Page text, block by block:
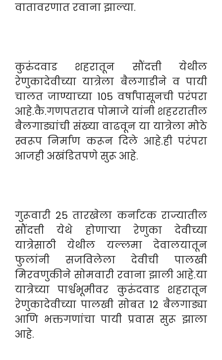
वातावरणात रवाना झाल्या.
कुरुंदवाड शहरातून सौंदत्ती येथील
रेणुकादेवीच्या यात्रेला बैलगाडीने व पायी
चालत जाण्याच्या 105 वर्षांपासूनची परंपरा
आहे.कै.गणपतराव पोमाजे यांनी शहररातील
बैलगाड्यांची संख्या वाढवून या यात्रेला मोठे
स्वरूप निर्माण करून दिले आहे.ही परंपरा
आजही अखंडितपणे सुरू आहे.
गुरूवारी 25 तारखेला कर्नाटक राज्यातील
सौंदत्ती येथे होणाऱ्या रेणुका देवीच्या
यात्रेसाठी येथील यल्लमा देवालयातून
फुलांनी सजविलेला देवीची पालखी
मिरवणुकीने सोमवारी रवाना झाली आहे.या
यात्रेच्या पार्श्वभूमीवर कुरुंदवाड शहरातून
रेणुकादेवीच्या पालखी सोबत 12 बैलगाड्या
आणि भक्तगणांचा पायी प्रवास सुरू झाला
आहे.